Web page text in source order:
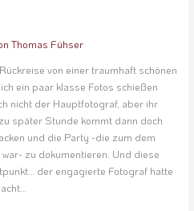
Thomas Fühser
von einer traumhaft schönen
ein paar klasse Fotos schießen
nicht der Hauptfotograf, aber ihr
später Stunde kommt dann doch
und die Party -die zum dem
zu dokumentieren. Und diese
der engagierte Fotograf hatte